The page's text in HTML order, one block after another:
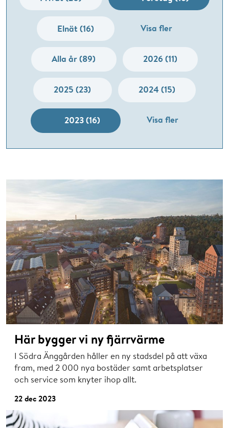
Elnät (16) Visa fler
Alla år (89) 2026 (11)
2025 (23) 2024 (15)
2023 (16) Visa fler
Här bygger vi ny fjärrvärme
I Södra Änggården håller en ny stadsdel på att växa
fram, med 2 000 nya bostäder samt arbetsplatser
och service som knyter ihop allt.
22 dec 2023